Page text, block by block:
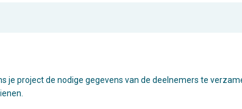
je project de nodige gegevens van de deelnemers te